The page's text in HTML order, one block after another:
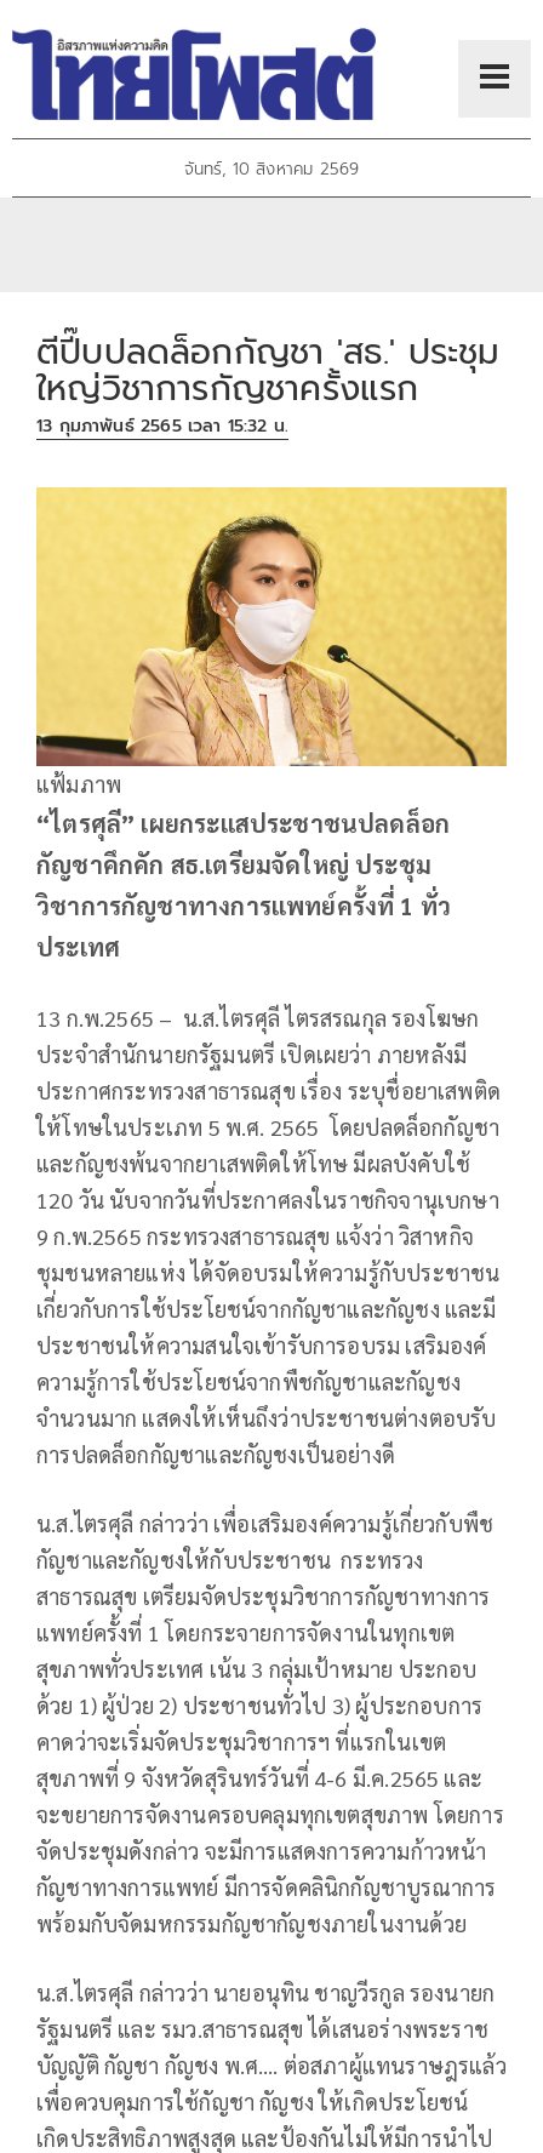
จันทร์, 10 สิงหาคม 2569
ตีปี๊บปลดล็อกกัญชา 'สธ.' ประชุม
ใหญ่วิชาการกัญชาครั้งแรก
13 กุมภาพันธ์ 2565 เวลา 15:32 น.
แฟ้มภาพ
“ไตรศุลี” เผยกระแสประชาชนปลดล็อก
กัญชาคึกคัก สธ.เตรียมจัดใหญ่ ประชุม
วิชาการกัญชาทางการแพทย์ครั้งที่ 1 ทั่ว
ประเทศ
13 ก.พ.2565 – น.ส.ไตรศุลี ไตรสรณกุล รองโฆษก
ประจำสำนักนายกรัฐมนตรี เปิดเผยว่า ภายหลังมี
ประกาศกระทรวงสาธารณสุข เรื่อง ระบุชื่อยาเสพติด
ให้โทษในประเภท 5 พ.ศ. 2565 โดยปลดล็อกกัญชา
และกัญชงพ้นจากยาเสพติดให้โทษ มีผลบังคับใช้
120 วัน นับจากวันที่ประกาศลงในราชกิจจานุเบกษา
9 ก.พ.2565 กระทรวงสาธารณสุข แจ้งว่า วิสาหกิจ
ชุมชนหลายแห่ง ได้จัดอบรมให้ความรู้กับประชาชน
เกี่ยวกับการใช้ประโยชน์จากกัญชาและกัญชง และมี
ประชาชนให้ความสนใจเข้ารับการอบรม เสริมองค์
ความรู้การใช้ประโยชน์จากพืชกัญชาและกัญชง
จำนวนมาก แสดงให้เห็นถึงว่าประชาชนต่างตอบรับ
การปลดล็อกกัญชาและกัญชงเป็นอย่างดี
น.ส.ไตรศุลี กล่าวว่า เพื่อเสริมองค์ความรู้เกี่ยวกับพืช
กัญชาและกัญชงให้กับประชาชน กระทรวง
สาธารณสุข เตรียมจัดประชุมวิชาการกัญชาทางการ
แพทย์ครั้งที่ 1 โดยกระจายการจัดงานในทุกเขต
สุขภาพทั่วประเทศ เน้น 3 กลุ่มเป้าหมาย ประกอบ
ด้วย 1) ผู้ป่วย 2) ประชาชนทั่วไป 3) ผู้ประกอบการ
คาดว่าจะเริ่มจัดประชุมวิชาการฯ ที่แรกในเขต
สุขภาพที่ 9 จังหวัดสุรินทร์วันที่ 4-6 มี.ค.2565 และ
จะขยายการจัดงานครอบคลุมทุกเขตสุขภาพ โดยการ
จัดประชุมดังกล่าว จะมีการแสดงการความก้าวหน้า
กัญชาทางการแพทย์ มีการจัดคลินิกกัญชาบูรณาการ
พร้อมกับจัดมหกรรมกัญชากัญชงภายในงานด้วย
น.ส.ไตรศุลี กล่าวว่า นายอนุทิน ชาญวีรกูล รองนายก
รัฐมนตรี และ รมว.สาธารณสุข ได้เสนอร่างพระราช
บัญญัติ กัญชา กัญชง พ.ศ…. ต่อสภาผู้แทนราษฎรแล้ว
เพื่อควบคุมการใช้กัญชา กัญชง ให้เกิดประโยชน์
เกิดประสิทธิภาพสูงสุด และป้องกันไม่ให้มีการนำไป